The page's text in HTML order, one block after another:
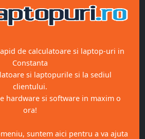
de calculatoare si laptop-uri in
Constanta
si laptopurile si la sediul
clientului.
hardware si software in maxim o
ora!
suntem aici pentru a va ajuta